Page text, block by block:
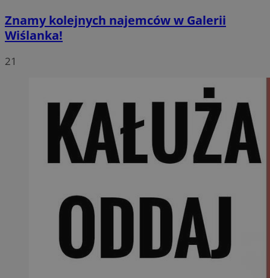
Znamy kolejnych najemców w Galerii
Wiślanka!
21